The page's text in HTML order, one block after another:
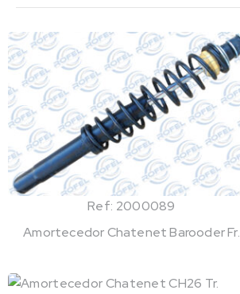
Ref: 2000089
Amortecedor Chatenet Barooder Fr.